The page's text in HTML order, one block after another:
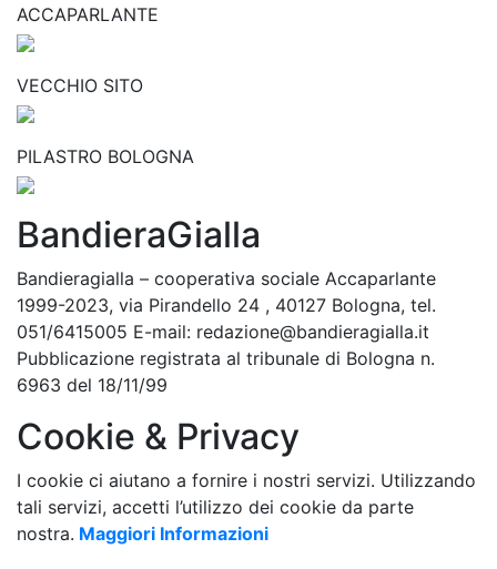
ACCAPARLANTE
VECCHIO SITO
PILASTRO BOLOGNA
BandieraGialla
Bandieragialla – cooperativa sociale Accaparlante
1999-2023, via Pirandello 24 , 40127 Bologna, tel.
051/6415005 E-mail: redazione@bandieragialla.it
Pubblicazione registrata al tribunale di Bologna n.
6963 del 18/11/99
Cookie & Privacy
I cookie ci aiutano a fornire i nostri servizi. Utilizzando
tali servizi, accetti l’utilizzo dei cookie da parte
nostra. Maggiori Informazioni